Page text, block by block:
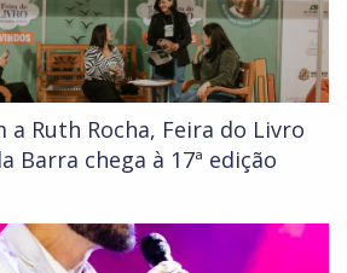
a Ruth Rocha, Feira do Livro
Barra chega à 17ª edição